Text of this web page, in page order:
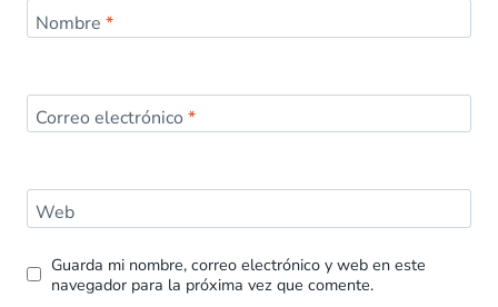
Nombre *
Correo electrónico *
Web
Guarda mi nombre, correo electrónico y web en este
navegador para la próxima vez que comente.